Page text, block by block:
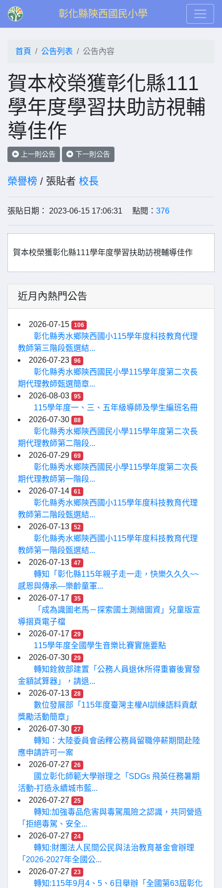
彰化縣陝西國民小學
首頁 公告列表 公告內容
賀本校榮獲彰化縣111
學年度學習扶助訪視輔
導佳作
上一則公告 下一則公告
榮譽榜 / 張貼者 校長
張貼日期： 2023-06-15 17:06:31 點閱： 376
賀本校榮獲彰化縣111學年度學習扶助訪視輔導佳作
近月內熱門公告
2026-07-15 106
彰化縣秀水鄉陝西國小115學年度科技教育代理
教師第三階段甄選結...
2026-07-23
96
彰化縣秀水鄉陝西國民小學115學年度第二次長
期代理教師甄選簡章...
2026-08-03
95
115學年度一、三、五年級導師及學生編班名冊
2026-07-30
88
彰化縣秀水鄉陝西國民小學115學年度第二次長
期代理教師第二階段...
2026-07-29
69
彰化縣秀水鄉陝西國民小學115學年度第二次長
期代理教師第一階段...
2026-07-14
61
彰化縣秀水鄉陝西國小115學年度科技教育代理
教師第二階段甄選結...
2026-07-13
52
彰化縣秀水鄉陝西國小115學年度科技教育代理
教師第一階段甄選結...
2026-07-13
47
轉知「彰化縣115年親子走一走，快樂久久久~~
感恩與傳承—樂齡童軍...
2026-07-17
35
「成為識圖老馬－探索國土測繪圖資」兒童版宣
導摺頁電子檔
2026-07-17
29
115學年度全國學生音樂比賽實施要點
2026-07-30
29
轉知銓敘部建置「公務人員退休所得重審後實發
金額試算器」，請退...
2026-07-13
28
數位發展部「115年度臺灣主權AI訓練語料貢獻
獎勵活動簡章」
2026-07-30
27
轉知：大陸委員會函釋公務員留職停薪期間赴陸
應申請許可一案
2026-07-27
26
國立彰化師範大學辦理之「SDGs 飛英任務暑期
活動-打造永續城市藍...
2026-07-27
25
轉知:加強毒品危害與毒駕風險之認識，共同營造
「拒絕毒駕、安全...
2026-07-27
24
轉知:財團法人民間公民與法治教育基金會辦理
「2026-2027年全國公...
2026-07-27
23
轉知:115年9月4、5、6日舉辦「全國第63屆彰化